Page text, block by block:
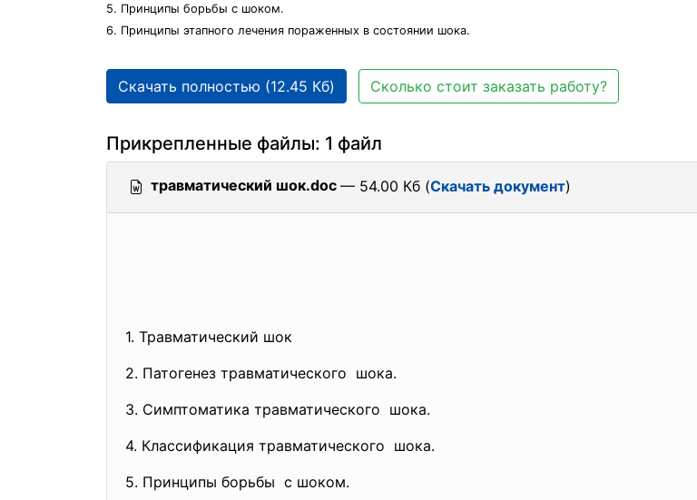
5. Принципы борьбы с шоком.
6. Принципы этапного лечения пораженных в состоянии шока.
Скачать полностью (12.45 Кб) Сколько стоит заказать работу?
Прикрепленные файлы: 1 файл
травматический шок.doc — 54.00 Кб (Скачать документ)
1. Травматический шок
2. Патогенез травматического шока.
3. Симптоматика травматического шока.
4. Классификация травматического шока.
5. Принципы борьбы с шоком.